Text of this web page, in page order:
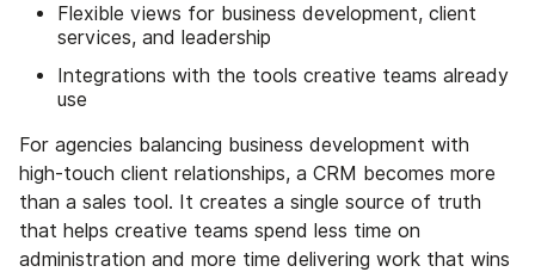
Flexible views for business development, client
services, and leadership
Integrations with the tools creative teams already
use
For agencies balancing business development with
high-touch client relationships, a CRM becomes more
than a sales tool. It creates a single source of truth
that helps creative teams spend less time on
administration and more time delivering work that wins